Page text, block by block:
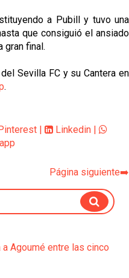
a Pubill y tuvo una
que consiguió el ansiado
gran final.
Sevilla FC y su Cantera en
.
Pinterest Linkedin
Página siguiente➡️
Agoumé entre las cinco